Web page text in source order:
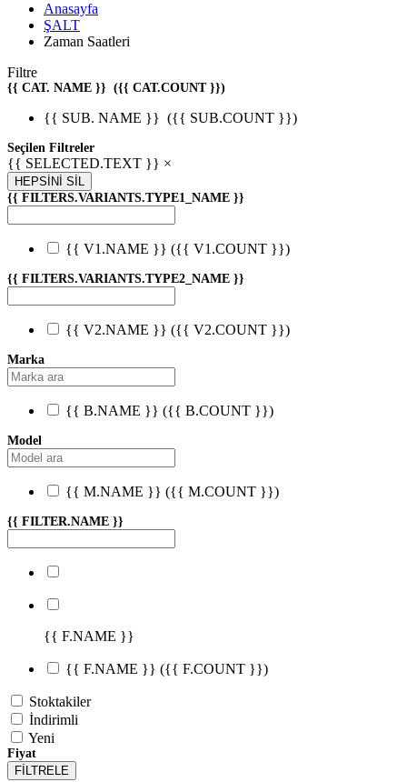
Anasayfa
ŞALT
Zaman Saatleri
Filtre
{{ CAT. NAME }} ({{ CAT.COUNT }})
{{ SUB. NAME }} ({{ SUB.COUNT }})
Seçilen Filtreler
{{ SELECTED.TEXT }} ×
HEPSİNİ SİL
{{ FILTERS.VARIANTS.TYPE1_NAME }}
{{ V1.NAME }} ({{ V1.COUNT }})
{{ FILTERS.VARIANTS.TYPE2_NAME }}
{{ V2.NAME }} ({{ V2.COUNT }})
Marka
{{ B.NAME }} ({{ B.COUNT }})
Model
{{ M.NAME }} ({{ M.COUNT }})
{{ FILTER.NAME }}
{{ F.NAME }}
{{ F.NAME }} ({{ F.COUNT }})
Stoktakiler
İndirimli
Yeni
Fiyat
FİLTRELE